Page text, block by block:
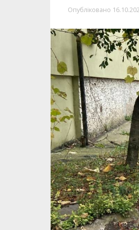
Опубліковано